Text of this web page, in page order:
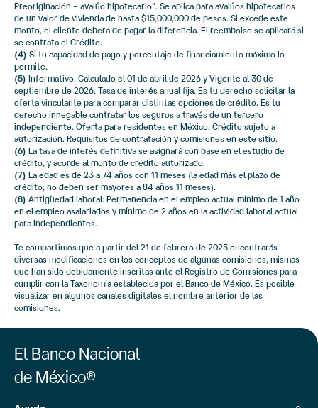
Preoriginación – avalúo hipotecario”. Se aplica para avalúos hipotecarios
de un valor de vivienda de hasta $15,000,000 de pesos. Si excede este
monto, el cliente deberá de pagar la diferencia. El reembolso se aplicará si
se contrata el Crédito.
(4) Si tu capacidad de pago y porcentaje de financiamiento máximo lo
permite.
(5) Informativo. Calculado el 01 de abril de 2026 y Vigente al 30 de
septiembre de 2026. Tasa de interés anual fija. Es tu derecho solicitar la
oferta vinculante para comparar distintas opciones de crédito. Es tu
derecho innegable contratar los seguros a través de un tercero
independiente. Oferta para residentes en México. Crédito sujeto a
autorización. Requisitos de contratación y comisiones en este sitio.
(6) La tasa de interés definitiva se asignará con base en el estudio de
crédito, y acorde al monto de crédito autorizado.
(7) La edad es de 23 a 74 años con 11 meses (la edad más el plazo de
crédito, no deben ser mayores a 84 años 11 meses).
(8) Antigüedad laboral: Permanencia en el empleo actual mínimo de 1 año
en el empleo asalariados y mínimo de 2 años en la actividad laboral actual
para independientes.
Te compartimos que a partir del 21 de febrero de 2025 encontrarás
diversas modificaciones en los conceptos de algunas comisiones, mismas
que han sido debidamente inscritas ante el Registro de Comisiones para
cumplir con la Taxonomía establecida por el Banco de México. Es posible
visualizar en algunos canales digitales el nombre anterior de las
comisiones.
El Banco Nacional
de México®